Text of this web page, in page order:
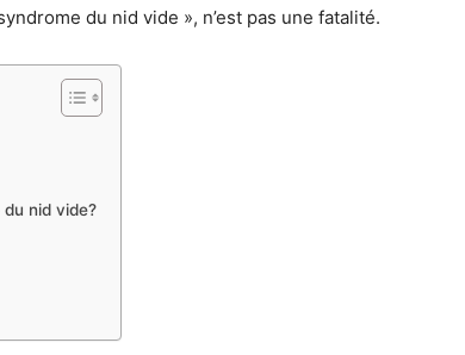
du nid vide », n’est pas une fatalité.
nid vide?